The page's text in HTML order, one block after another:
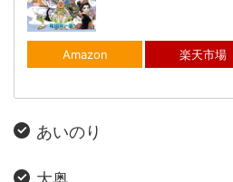
Amazon 楽天市場
あいのり